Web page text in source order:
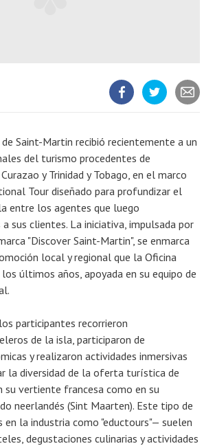
Saint-Martin recibió recientemente a un
del turismo procedentes de
y Trinidad y Tobago, en el marco
Tour diseñado para profundizar el
entre los agentes que luego
sus clientes. La iniciativa, impulsada por
"Discover Saint-Martin", se enmarca
local y regional que la Oficina
últimos años, apoyada en su equipo de
participantes recorrieron
de la isla, participaron de
y realizaron actividades inmersivas
la diversidad de la oferta turística de
vertiente francesa como en su
neerlandés (Sint Maarten). Este tipo de
la industria como "eductours"— suelen
degustaciones culinarias y actividades